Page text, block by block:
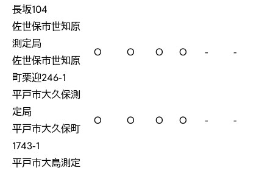
長坂104
佐世保市世知原
測定局
佐世保市世知原
町栗迎246-1
O O O O - -
平戸市大久保測
定局
平戸市大久保町
1743-1
O O O O - -
平戸市大島測定